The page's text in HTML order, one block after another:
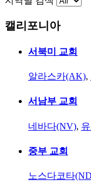
캘리포니아
서북미 교회
알라스카(AK),
서남부 교회
네바다(NV),
중부 교회
노스다코타